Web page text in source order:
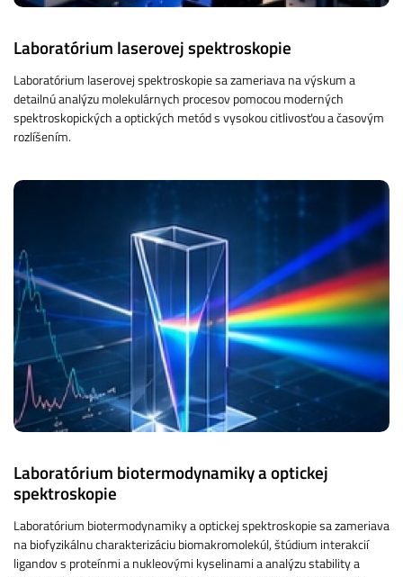
Laboratórium laserovej spektroskopie
Laboratórium laserovej spektroskopie sa zameriava na výskum a
detailnú analýzu molekulárnych procesov pomocou moderných
spektroskopických a optických metód s vysokou citlivosťou a časovým
rozlíšením.
Laboratórium biotermodynamiky a optickej
spektroskopie
Laboratórium biotermodynamiky a optickej spektroskopie sa zameriava
na biofyzikálnu charakterizáciu biomakromolekúl, štúdium interakcií
ligandov s proteínmi a nukleovými kyselinami a analýzu stability a